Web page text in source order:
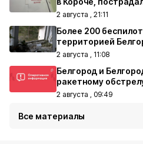
2 августа , 21:11
Более 200
территорией
2 августа , 11:08
Белгород и
ракетному
2 августа , 09:49
Все материалы